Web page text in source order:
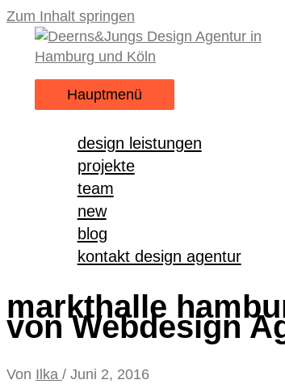
Zum Inhalt springen
Hauptmenü
design leistungen
projekte
team
new
blog
kontakt design agentur
markthalle
von Webdesign
Von Ilka / Juni 2, 2016